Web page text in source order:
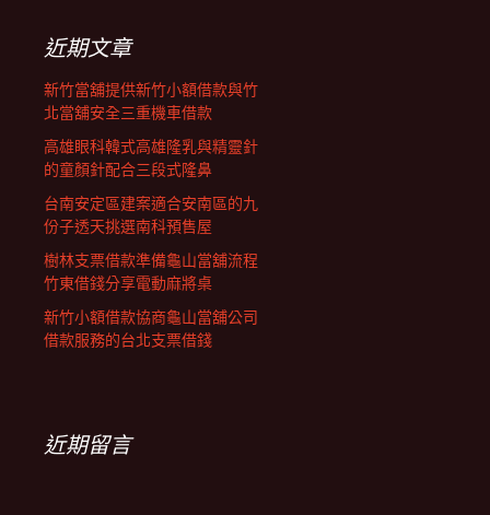
列近期文章
新竹當舖提供新竹小額借款與竹
北當舖安全三重機車借款
高雄眼科韓式高雄隆乳與精靈針
的童顏針配合三段式隆鼻
台南安定區建案適合安南區的九
份子透天挑選南科預售屋
樹林支票借款準備龜山當舖流程
竹東借錢分享電動麻將桌
新竹小額借款協商龜山當舖公司
借款服務的台北支票借錢
近期留言